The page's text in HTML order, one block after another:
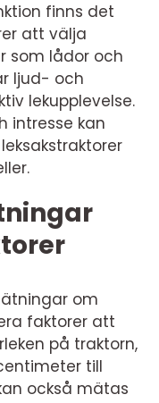
finns det
att välja
som lådor och
ljud- och
lekupplevelse.
intresse kan
om
faktorer att
på traktorn,
till
också mätas